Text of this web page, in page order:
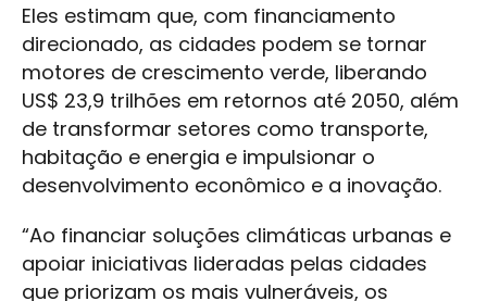
Eles estimam que, com financiamento
direcionado, as cidades podem se tornar
motores de crescimento verde, liberando
US$ 23,9 trilhões em retornos até 2050, além
de transformar setores como transporte,
habitação e energia e impulsionar o
desenvolvimento econômico e a inovação.
“Ao financiar soluções climáticas urbanas e
apoiar iniciativas lideradas pelas cidades
que priorizam os mais vulneráveis, os